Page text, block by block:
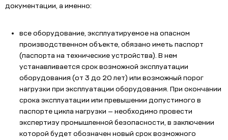
документации, а именно:
все оборудование, эксплуатируемое на опасном
производственном объекте, обязано иметь паспорт
(паспорта на технические устройства). В нем
устанавливается срок возможной эксплуатации
оборудования (от 3 до 20 лет) или возможный порог
нагрузки при эксплуатации оборудования. При окончании
срока эксплуатации или превышении допустимого в
паспорте цикла нагрузки — необходимо провести
экспертизу промышленной безопасности, в заключении
которой будет обозначен новый срок возможного